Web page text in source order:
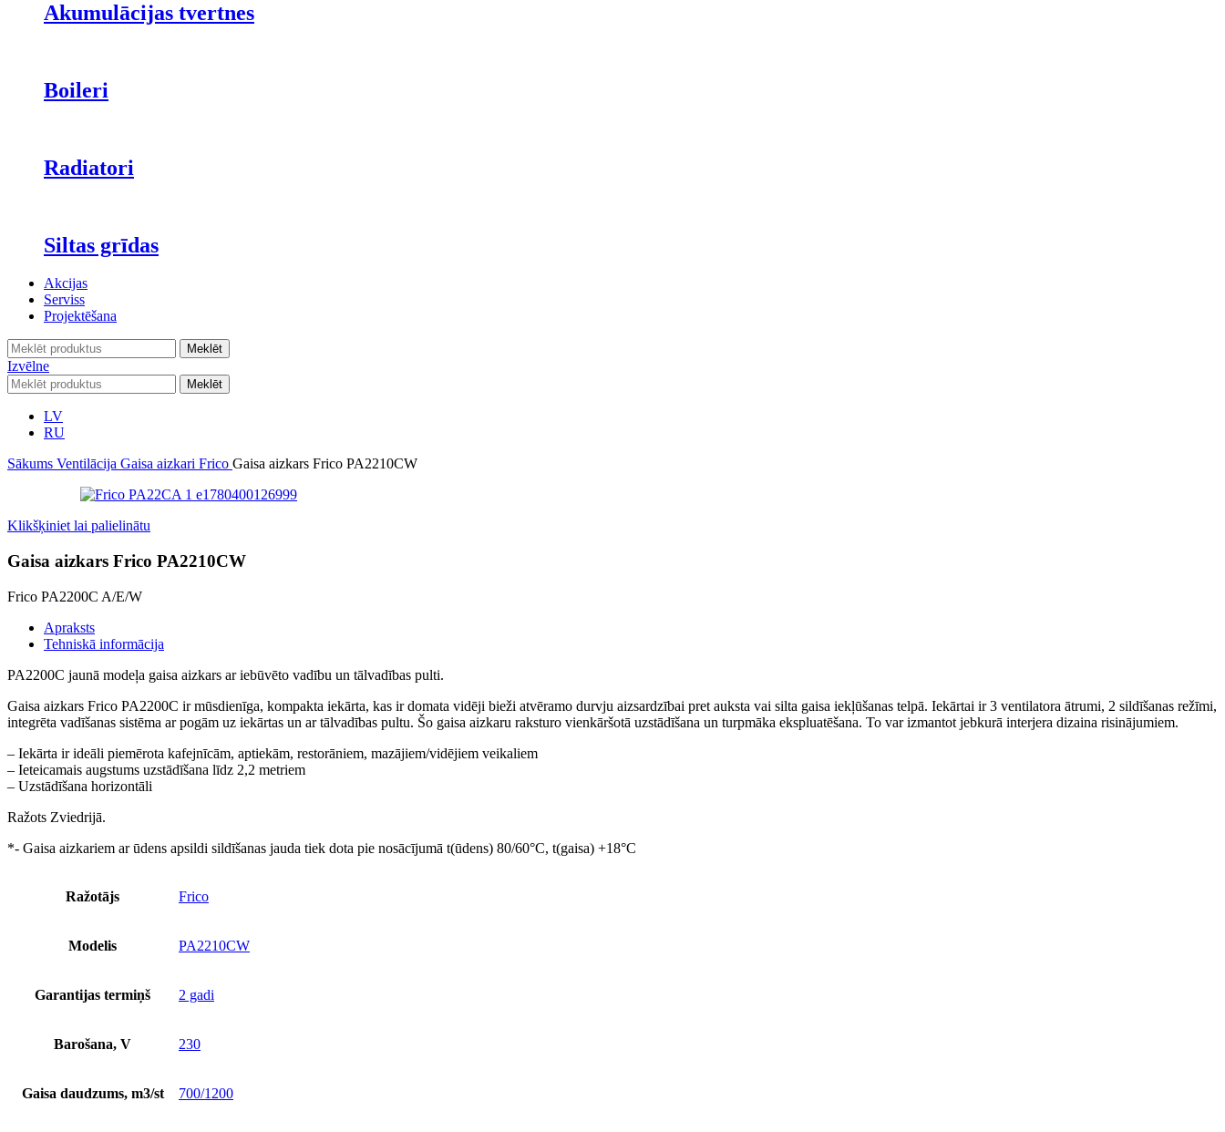
Akumulācijas tvertnes
Boileri
Radiatori
Siltas grīdas
Akcijas
Serviss
Projektēšana
Meklēt
Izvēlne
Meklēt
LV
RU
Sākums Ventilācija Gaisa aizkari Frico Gaisa aizkars Frico PA2210CW
Klikšķiniet lai palielinātu
Gaisa aizkars Frico PA2210CW
Frico PA2200C A/E/W
Apraksts
Tehniskā informācija
PA2200C jaunā modeļa gaisa aizkars ar iebūvēto vadību un tālvadības pulti.
Gaisa aizkars Frico PA2200C ir mūsdienīga, kompakta iekārta, kas ir domata vidēji bieži atvēramo durvju aizsardzībai pret auksta vai silta gaisa iekļūšanas telpā. Iekārtai ir 3 ventilatora ātrumi, 2 sildīšanas režīmi,
integrēta vadīšanas sistēma ar pogām uz iekārtas un ar tālvadības pultu. Šo gaisa aizkaru raksturo vienkāršotā uzstādīšana un turpmāka ekspluatēšana. To var izmantot jebkurā interjera dizaina risinājumiem.
– Iekārta ir ideāli piemērota kafejnīcām, aptiekām, restorāniem, mazājiem/vidējiem veikaliem
– Ieteicamais augstums uzstādīšana līdz 2,2 metriem
– Uzstādīšana horizontāli
Ražots Zviedrijā.
*- Gaisa aizkariem ar ūdens apsildi sildīšanas jauda tiek dota pie nosācījumā t(ūdens) 80/60°C, t(gaisa) +18°C
Ražotājs Frico
Modelis PA2210CW
Garantijas termiņš 2 gadi
Barošana, V 230
Gaisa daudzums, m3/st 700/1200